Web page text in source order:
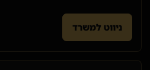
ניווט למשרד